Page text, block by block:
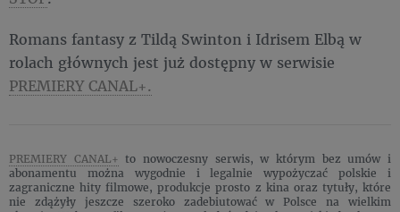
Romans fantasy z Tildą Swinton i Idrisem Elbą w
rolach głównych jest już dostępny w serwisie
PREMIERY CANAL+.
PREMIERY CANAL+ to nowoczesny serwis, w którym bez umów i
abonamentu można wygodnie i legalnie wypożyczać polskie i
zagraniczne hity filmowe, produkcje prosto z kina oraz tytuły, które
nie zdążyły jeszcze szeroko zadebiutować w Polsce na wielkim